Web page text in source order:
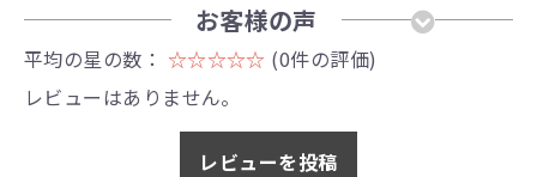
お客様の声
平均の星の数： ☆☆☆☆☆ (0件の評価)
レビューはありません。
レビューを投稿